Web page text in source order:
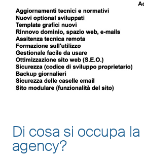
Di cosa si occupa
agency?